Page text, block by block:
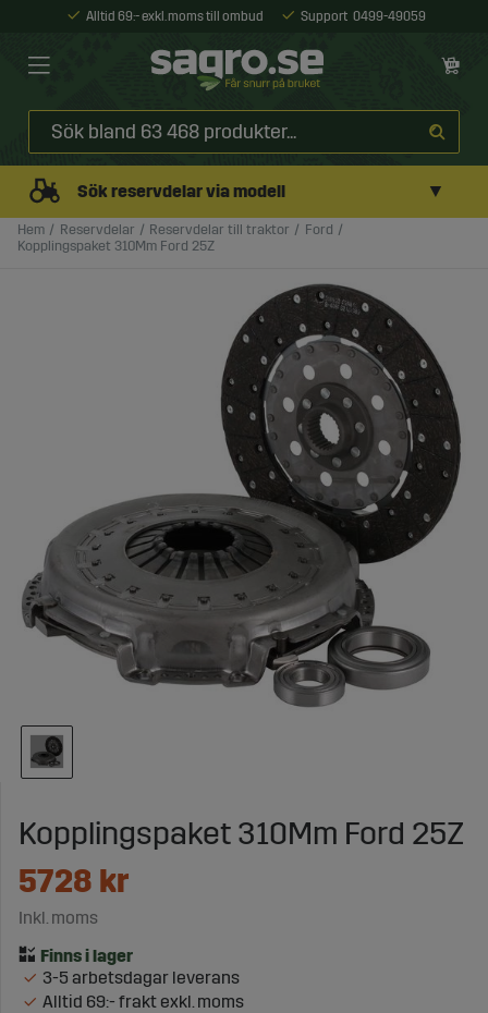
Alltid 69:- exkl. moms till ombud Support 0499-49059
Sök reservdelar via modell ▼
Hem Reservdelar Reservdelar till traktor
Ford
Kopplingspaket 310Mm Ford 25Z
Kopplingspaket 310Mm Ford 25Z
5728 kr
Inkl. moms
3-5 arbetsdagar leverans
Alltid 69:- frakt exkl. moms